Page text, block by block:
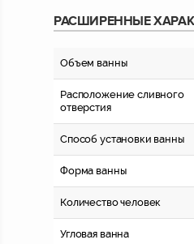
РАСШИРЕННЫЕ
Объем ванны
Расположение сливного
отверстия
Способ установки ванны
Форма ванны
Количество человек
Угловая ванна